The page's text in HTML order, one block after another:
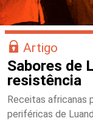
Artigo
Sabores de
resistência
Receitas africanas
periféricas de